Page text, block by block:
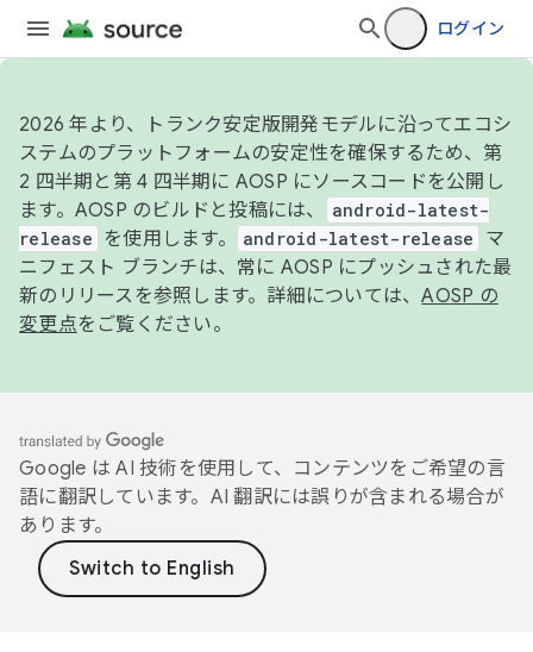
ログイン
2026 年より、トランク安定版開発モデルに沿ってエコシ
ステムのプラットフォームの安定性を確保するため、第
2 四半期と第 4 四半期に AOSP にソースコードを公開し
ます。AOSP のビルドと投稿には、
android-latest-
release
を使用します。 android-latest-release
マ
ニフェスト ブランチは、常に AOSP にプッシュされた最
新のリリースを参照します。詳細については、AOSP の
変更点をご覧ください。
Google は AI 技術を使用して、コンテンツをご希望の言
語に翻訳しています。AI 翻訳には誤りが含まれる場合が
あります。